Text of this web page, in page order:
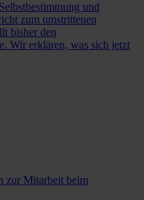
und
zum umstrittenen
bisher den
Wir erklären, was sich jetzt
zur Mitarbeit beim